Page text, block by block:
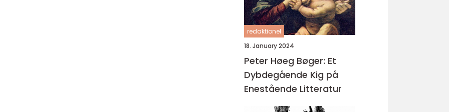
redaktionel
18. January 2024
Peter Høeg Bøger: Et
Dybdegående Kig på
Enestående Litteratur